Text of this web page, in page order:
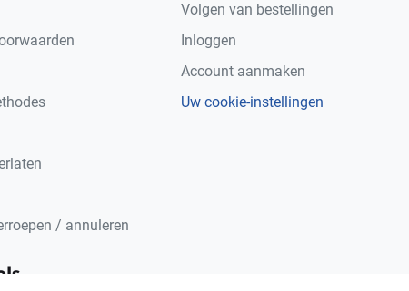
/ annuleren
Volgen van bestellingen
Inloggen
Account aanmaken
Uw cookie-instellingen